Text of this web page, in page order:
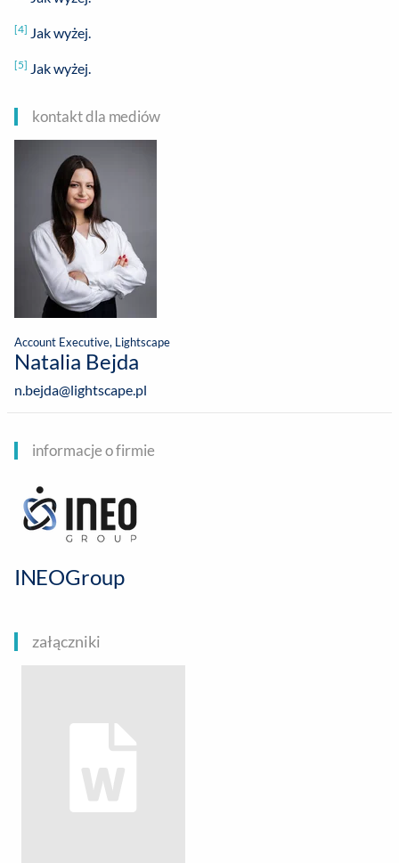
[4] Jak wyżej.
[5] Jak wyżej.
kontakt dla mediów
Account Executive, Lightscape
Natalia Bejda
n.bejda@lightscape.pl
informacje o firmie
INEOGroup
załączniki